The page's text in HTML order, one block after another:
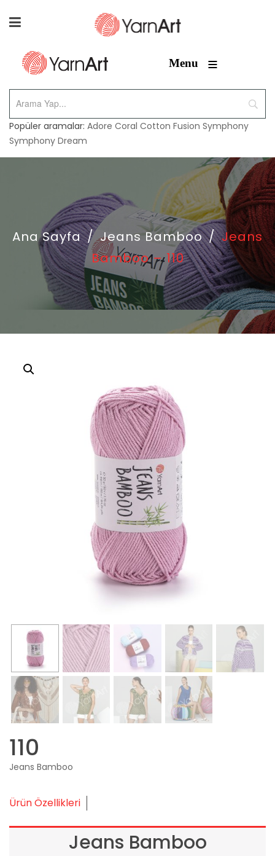
Menu ≡
Popüler aramalar: Adore Coral Cotton Fusion Symphony
Symphony Dream
Ana Sayfa / Jeans Bamboo / Jeans
Bamboo – 110
110
Jeans Bamboo
Ürün Özellikleri
Jeans Bamboo